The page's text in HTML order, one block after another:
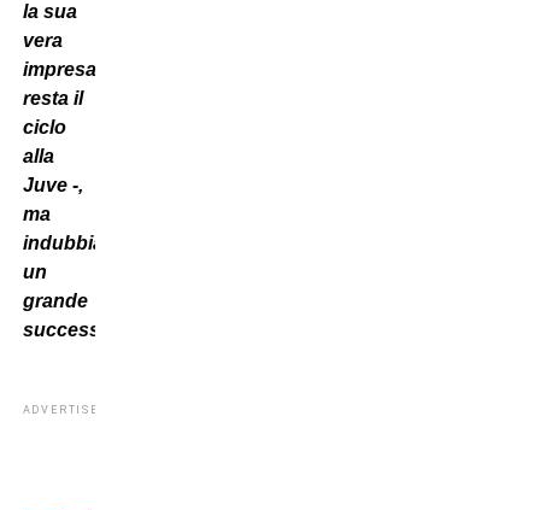
la sua
vera
impresa
resta il
ciclo
alla
Juve -,
ma
indubbiamente
un
grande
successo
ADVERTISEMENT